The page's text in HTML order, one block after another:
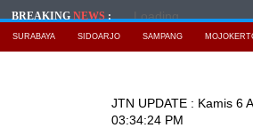
BREAKINGNEWS: Loading...
SURABAYA SIDOARJO SAMPANG
JTN UPDATE : Kamis 6
03:34:25 PM